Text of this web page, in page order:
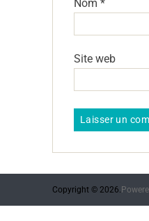
Nom *
Site web
Copyright © 2026.